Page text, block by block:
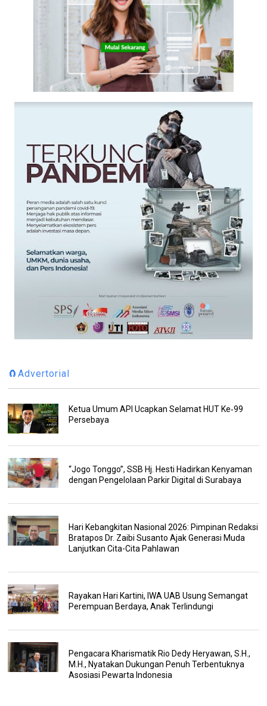
🧲Advertorial
Ketua Umum API Ucapkan Selamat HUT Ke‑99
Persebaya
“Jogo Tonggo”, SSB Hj. Hesti Hadirkan Kenyaman
dengan Pengelolaan Parkir Digital di Surabaya
Hari Kebangkitan Nasional 2026: Pimpinan Redaksi
Bratapos Dr. Zaibi Susanto Ajak Generasi Muda
Lanjutkan Cita-Cita Pahlawan
Rayakan Hari Kartini, IWA UAB Usung Semangat
Perempuan Berdaya, Anak Terlindungi
Pengacara Kharismatik Rio Dedy Heryawan, S.H.,
M.H., Nyatakan Dukungan Penuh Terbentuknya
Asosiasi Pewarta Indonesia